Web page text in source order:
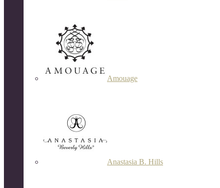
Amouage
Anastasia B. Hills